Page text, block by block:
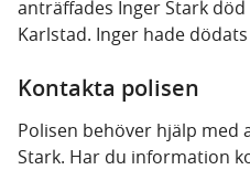
anträffades Inger Stark
Karlstad. Inger hade
Kontakta polisen
Polisen behöver hjälp med
Stark. Har du information